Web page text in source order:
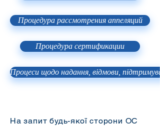
Процедура рассмотрения аппеляций
Процедура сертификации
Процеси щодо надання, відмови,
На запит будь-якої сторони ОС